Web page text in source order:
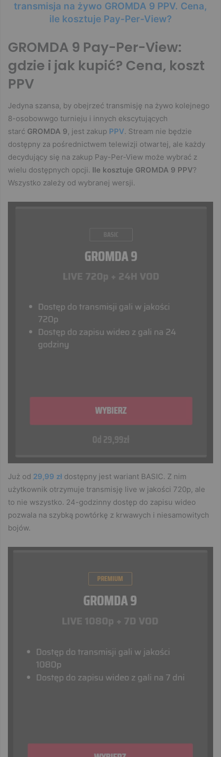
transmisja na żywo GROMDA 9 PPV. Cena,
ile kosztuje Pay-Per-View?
GROMDA 9 Pay-Per-View:
gdzie i jak kupić? Cena, koszt
PPV
Jedyna szansa, by obejrzeć transmisję na żywo kolejnego
8-osobowwgo turnieju i innych ekscytujących
starć GROMDA 9, jest zakup PPV. Stream nie będzie
dostępny za pośrednictwem telewizji otwartej, ale każdy
decydujący się na zakup Pay-Per-View może wybrać z
wielu dostępnych opcji. Ile kosztuje GROMDA 9 PPV?
Wszystko zależy od wybranej wersji.
Już od 29,99 zł dostępny jest wariant BASIC. Z nim
użytkownik otrzymuje transmisję live w jakości 720p, ale
to nie wszystko. 24-godzinny dostęp do zapisu wideo
pozwala na szybką powtórkę z krwawych i niesamowitych
bojów.